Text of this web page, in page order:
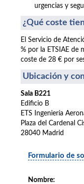
urgencias y
¿Qué coste
El Servicio de
% por la ETSIAE de
coste de 28 € por
Ubicación y
Sala B221
Edificio B
ETS Ingeniería
Plaza del Cardenal
28040 Madrid
Formulario de
Nombre: